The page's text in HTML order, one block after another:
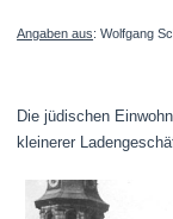
Angaben aus: Wolfgang
Die jüdischen
kleinerer